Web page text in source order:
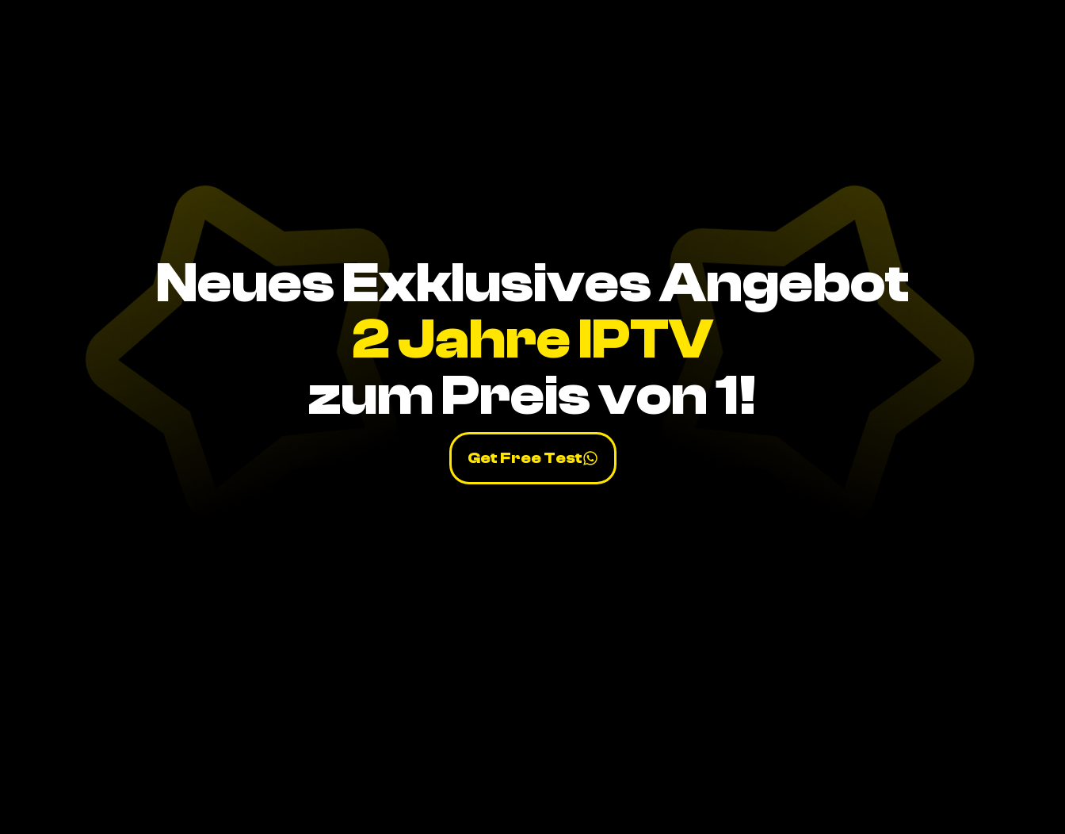
Neues Exklusives Angebot
2 Jahre IPTV
zum Preis von 1!
Get Free Test